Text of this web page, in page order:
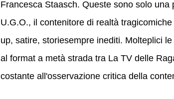
Francesca Staasch. Queste sono solo
U.G.O., il contenitore di realtà
up, satire, storiesempre inediti. Molteplici
al format a metà strada tra La TV delle
costante all'osservazione critica della